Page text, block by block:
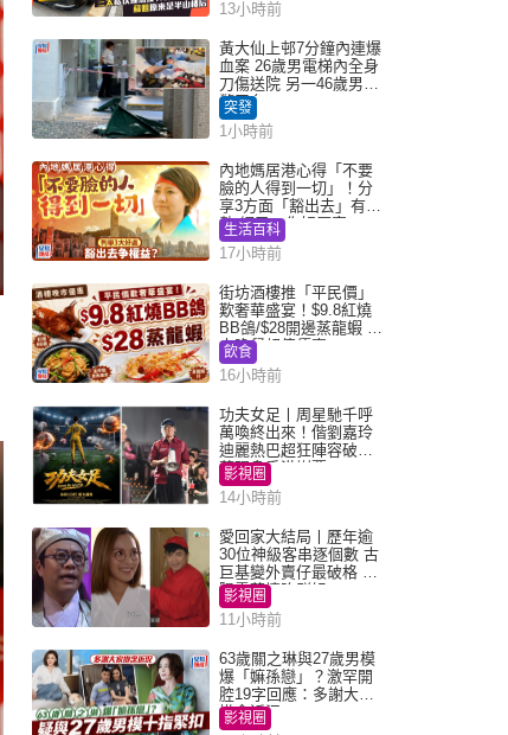
13小時前
黃大仙上邨7分鐘內連爆
血案 26歲男電梯內全身
刀傷送院 另一46歲男倒
斃平台
突發
1小時前
內地媽居港心得「不要
臉的人得到一切」！分
享3方面「豁出去」有著
數 網民：你好厲害
生活百科
17小時前
街坊酒樓推「平民價」
歎奢華盛宴！$9.8紅燒
BB鴿/$28開邊蒸龍蝦 3
大晚餐超值優惠
飲食
16小時前
功夫女足丨周星馳千呼
萬喚終出來！偕劉嘉玲
迪麗熱巴超狂陣容破天
荒現身香港謝票
影視圈
14小時前
愛回家大結局丨歷年逾
30位神級客串逐個數 古
巨基變外賣仔最破格 歐
陽震華情陷群姐
影視圈
11小時前
63歲關之琳與27歲男模
爆「嫲孫戀」？激罕開
腔19字回應：多謝大家
掛念近況
影視圈